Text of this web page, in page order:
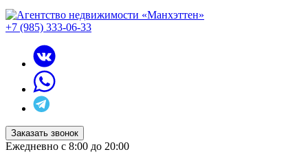
+7 (985) 333-06-33
Заказать звонок
Ежедневно с 8:00 до 20:00